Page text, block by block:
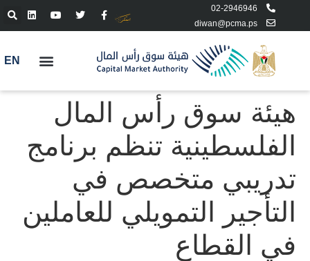
02-2946946
diwan@pcma.ps
EN
هيئة سوق رأس المال
الفلسطينية تنظم برنامج
تدريبي متخصص في
التأجير التمويلي للعاملين
في القطاع